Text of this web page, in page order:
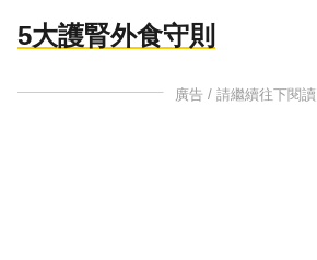
5大護腎外食守則
廣告 / 請繼續往下閱讀